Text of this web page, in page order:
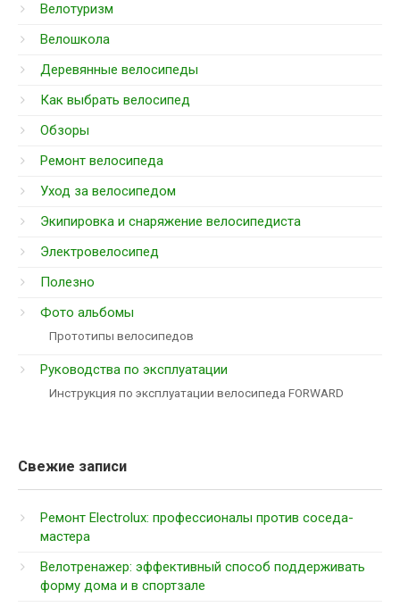
Велотуризм
Велошкола
Деревянные велосипеды
Как выбрать велосипед
Обзоры
Ремонт велосипеда
Уход за велосипедом
Экипировка и снаряжение велосипедиста
Электровелосипед
Полезно
Фото альбомы
Прототипы велосипедов
Руководства по эксплуатации
Инструкция по эксплуатации велосипеда FORWARD
Свежие записи
Ремонт Electrolux: профессионалы против соседа-
мастера
Велотренажер: эффективный способ поддерживать
форму дома и в спортзале